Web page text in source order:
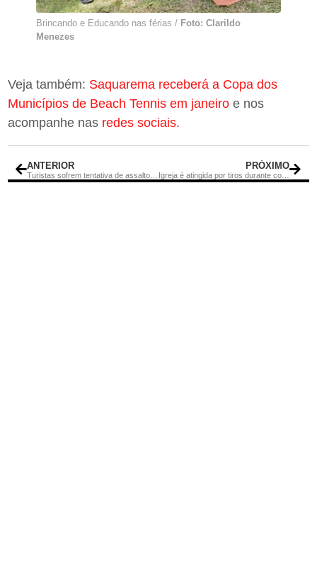
Brincando e Educando nas férias / Foto: Clarildo
Menezes
Veja também: Saquarema receberá a Copa dos
Municípios de Beach Tennis em janeiro e nos
acompanhe nas redes sociais.
ANTERIOR
Turistas sofrem tentativa de assalto em dunas no Ceará
PRÓXIMO
Igreja é atingida por tiros durante confronto na Praça Seca: ‘Livramento’